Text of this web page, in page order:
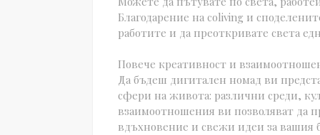
Благодарение на coliving и
работите и да преоткривате света
Повече креативност и
Да бъдеш дигитален номад ви
сфери на живота: различни среди,
взаимоотношения ви позволяват да
вдъхновение и свежи идеи за вашия